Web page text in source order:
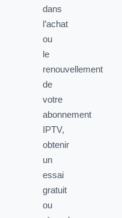
dans
l’achat
ou
le
renouvellement
de
votre
abonnement
IPTV,
obtenir
un
essai
gratuit
ou